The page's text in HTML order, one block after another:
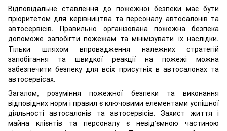
Відповідальне ставлення до пожежної безпеки має бути
пріоритетом для керівництва та персоналу автосалонів та
автосервісів. Правильно організована пожежна безпека
допоможе запобігти пожежам та мінімізувати їх наслідки.
Тільки шляхом впровадження належних стратегій
запобігання та швидкої реакції на пожежі можна
забезпечити безпеку для всіх присутніх в автосалонах та
автосервісах.
Загалом, розуміння пожежної безпеки та виконання
відповідних норм і правил є ключовими елементами успішної
діяльності автосалонів та автосервісів. Захист життя і
майна клієнтів та персоналу є невід'ємною частиною